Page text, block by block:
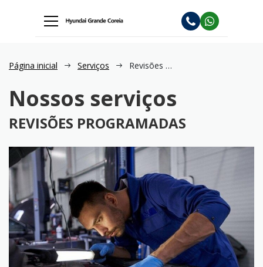
Página inicial Serviços Revisões Programadas
Nossos serviços
REVISÕES PROGRAMADAS